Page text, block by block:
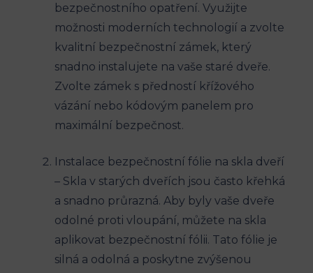
bezpečnostního opatření. Využijte
možnosti moderních technologií a zvolte
kvalitní bezpečnostní zámek, který
snadno instalujete na vaše staré dveře.
Zvolte zámek s předností křížového
vázání nebo kódovým panelem pro
maximální bezpečnost.
Instalace bezpečnostní fólie na skla dveří
– Skla v starých dveřích jsou často křehká
a snadno průrazná. Aby byly vaše dveře
odolné proti vloupání, můžete na skla
aplikovat bezpečnostní fólii. Tato fólie je
silná a odolná a poskytne zvýšenou